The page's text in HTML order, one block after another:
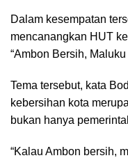
Dalam kesempatan
mencanangkan HUT
“Ambon Bersih,
Tema tersebut, kata
kebersihan kota
bukan hanya
“Kalau Ambon bersih,